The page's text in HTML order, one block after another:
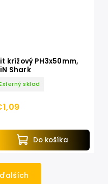
krížový PH3x50mm,
Shark
sklad
Do košíka